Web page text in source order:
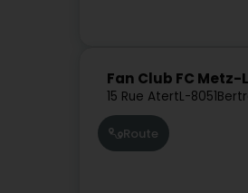
Fan Club FC
15 Rue AtertL-8051
Route